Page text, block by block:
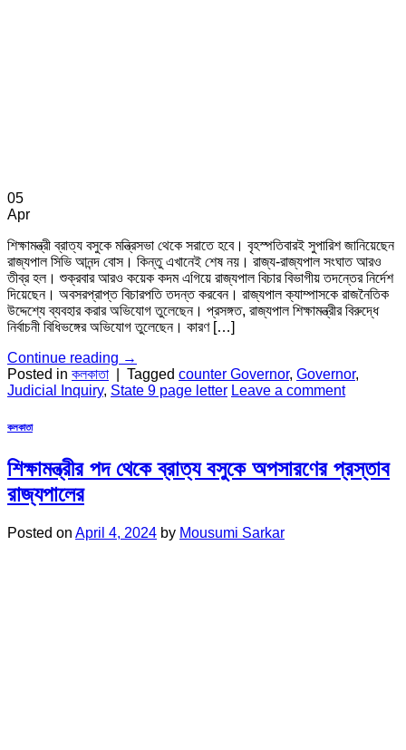
05
Apr
শিক্ষামন্ত্রী ব্রাত্য বসুকে মন্ত্রিসভা থেকে সরাতে হবে। বৃহস্পতিবারই সুপারিশ জানিয়েছেন
রাজ্যপাল সিভি আনন্দ বোস। কিন্তু এখানেই শেষ নয়। রাজ্য-রাজ্যপাল সংঘাত আরও
তীব্র হল। শুক্রবার আরও কয়েক কদম এগিয়ে রাজ্যপাল বিচার বিভাগীয় তদন্তের নির্দেশ
দিয়েছেন। অবসরপ্রাপ্ত বিচারপতি তদন্ত করবেন। রাজ্যপাল ক্যাম্পাসকে রাজনৈতিক
উদ্দেশ্যে ব্যবহার করার অভিযোগ তুলেছেন। প্রসঙ্গত, রাজ্যপাল শিক্ষামন্ত্রীর বিরুদ্ধে
নির্বাচনী বিধিভঙ্গের অভিযোগ তুলেছেন। কারণ […]
Continue reading →
Posted in কলকাতা Tagged counter Governor, Governor,
Judicial Inquiry, State 9 page letter Leave a comment
কলকাতা
শিক্ষামন্ত্রীর পদ থেকে ব্রাত্য বসুকে অপসারণের প্রস্তাব
রাজ্যপালের
Posted on April 4, 2024 by Mousumi Sarkar